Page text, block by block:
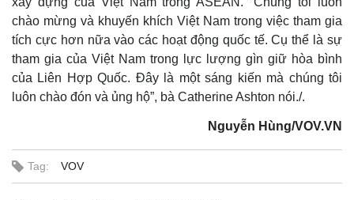
Vụ án
Tin nóng
Tư vấn luật
Vũ khí
Việt Nam
Phân tích
chào mừng và khuyến khích Việt Nam trong việc tham gia
tích cực hơn nữa vào các hoạt động quốc tế. Cụ thể là sự
tham gia của Việt Nam trong lực lượng gìn giữ hòa bình
của Liên Hợp Quốc. Đây là một sáng kiến mà chúng tôi
luôn chào đón và ủng hộ”, bà Catherine Ashton nói./.
Nguyễn Hùng/VOV.VN
Tag: VOV